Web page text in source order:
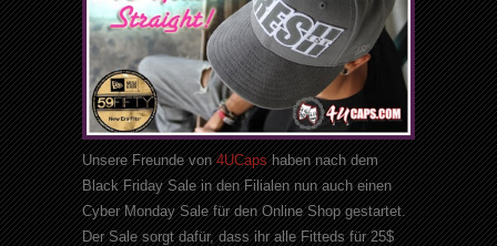
Unsere Freunde von4UCapshaben nach dem
Black Friday Sale in den Filialen nun auch einen
Cyber Monday Sale für den Online Shop gestartet.
Der Sale sorgt dafür, dass ihr alle Fitteds für 25$